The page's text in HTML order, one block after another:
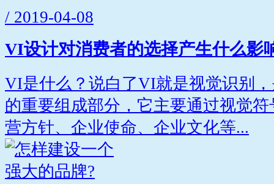
/ 2019-04-08
VI设计对消费者的选择产生什么影
VI是什么？说白了VI就是视觉识别
的重要组成部分，它主要通过视觉
营方针、企业使命、企业文化等...